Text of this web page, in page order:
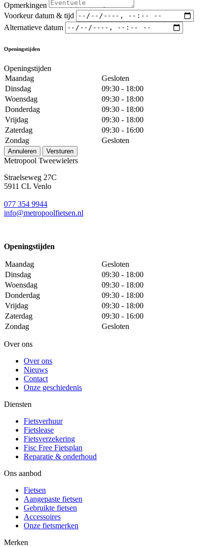
Opmerkingen
Voorkeur datum & tijd
Alternatieve datum
Openingstijden
Openingstijden
Maandag
Gesloten
Dinsdag
09:30 - 18:00
Woensdag
09:30 - 18:00
Donderdag
09:30 - 18:00
Vrijdag
09:30 - 18:00
Zaterdag
09:30 - 16:00
Zondag
Gesloten
Annuleren Versturen
Metropool Tweewielers
Straelseweg 27C
5911 CL Venlo
077 354 9944
info@metropoolfietsen.nl
Openingstijden
Maandag
Gesloten
Dinsdag
09:30 - 18:00
Woensdag
09:30 - 18:00
Donderdag
09:30 - 18:00
Vrijdag
09:30 - 18:00
Zaterdag
09:30 - 16:00
Zondag
Gesloten
Over ons
Over ons
Nieuws
Contact
Onze geschiedenis
Diensten
Fietsverhuur
Fietslease
Fietsverzekering
Fisc Free Fietsplan
Reparatie & onderhoud
Ons aanbod
Fietsen
Aangepaste fietsen
Gebruikte fietsen
Accessoires
Onze fietsmerken
Merken